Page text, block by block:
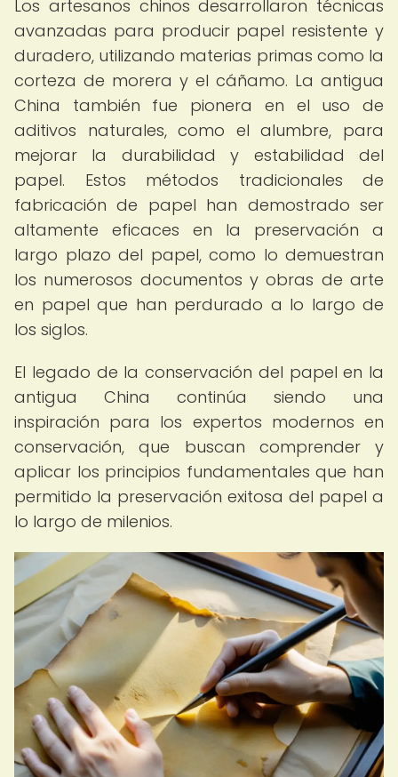
Los artesanos chinos desarrollaron técnicas
avanzadas para producir papel resistente y
duradero, utilizando materias primas como la
corteza de morera y el cáñamo. La antigua
China también fue pionera en el uso de
aditivos naturales, como el alumbre, para
mejorar la durabilidad y estabilidad del
papel. Estos métodos tradicionales de
fabricación de papel han demostrado ser
altamente eficaces en la preservación a
largo plazo del papel, como lo demuestran
los numerosos documentos y obras de arte
en papel que han perdurado a lo largo de
los siglos.
El legado de la conservación del papel en la
antigua China continúa siendo una
inspiración para los expertos modernos en
conservación, que buscan comprender y
aplicar los principios fundamentales que han
permitido la preservación exitosa del papel a
lo largo de milenios.